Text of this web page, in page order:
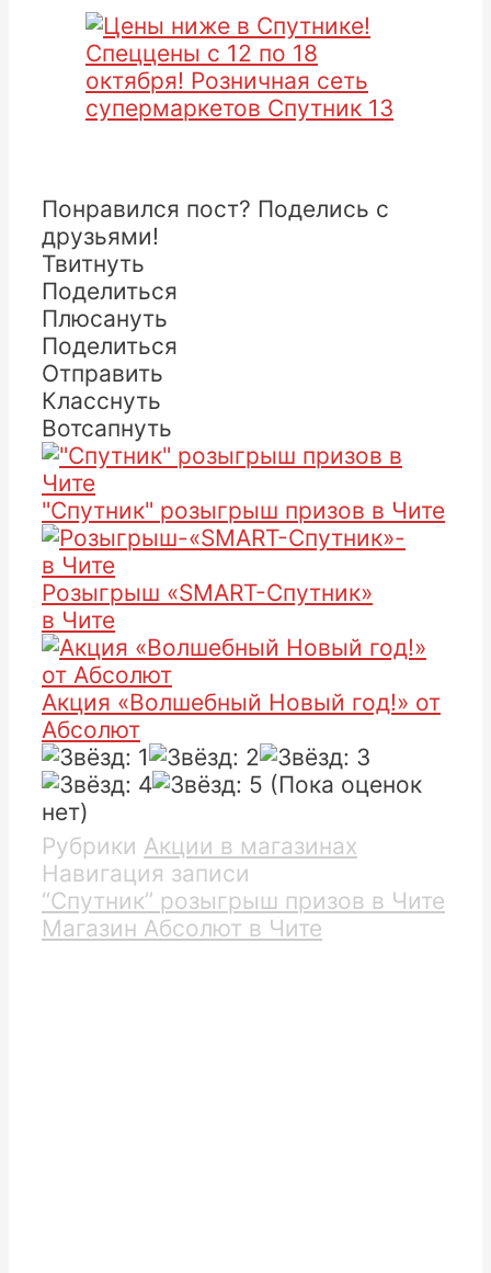
Понравился пост? Поделись с
друзьями!
Твитнуть
Поделиться
Плюсануть
Поделиться
Отправить
Класснуть
Вотсапнуть
"Спутник" розыгрыш призов в Чите
Розыгрыш «SMART-Спутник»
в Чите
Акция «Волшебный Новый год!» от
Абсолют
(Пока оценок
нет)
Рубрики Акции в магазинах
Навигация записи
“Спутник” розыгрыш призов в Чите
Магазин Абсолют в Чите